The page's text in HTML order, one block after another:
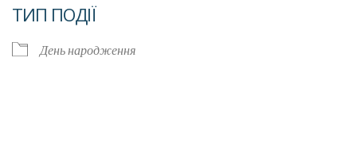
ТИП ПОДІЇ
День народження